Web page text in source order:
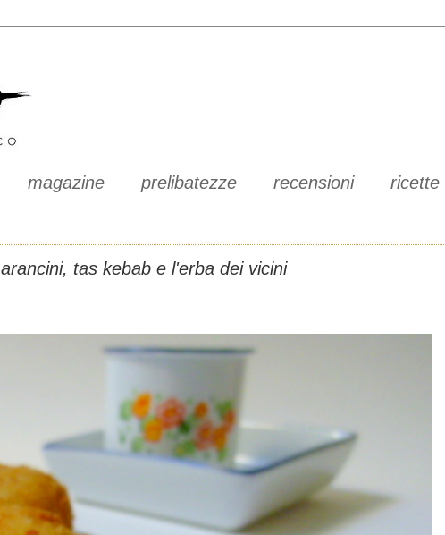
magazine prelibatezze recensioni ricette
arancini, tas kebab e l'erba dei vicini